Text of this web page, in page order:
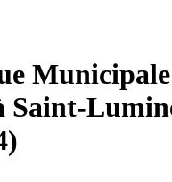
Saint-